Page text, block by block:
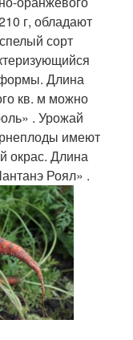
г, обладают
сорт
Длина
кв. м можно
. Урожай
имеют
окрас. Длина
Роял» .